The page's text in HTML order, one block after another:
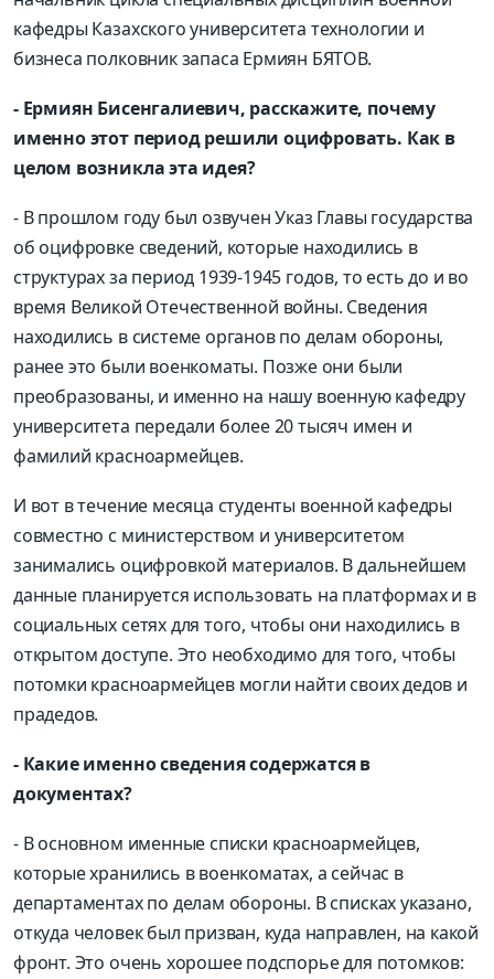
кафедры Казахского университета технологии и
бизнеса полковник запаса Ермиян БЯТОВ.
- Ермиян Бисенгалиевич, расскажите, почему
именно этот период решили оцифровать. Как в
целом возникла эта идея?
- В прошлом году был озвучен Указ Главы государства
об оцифровке сведений, которые находились в
структурах за период 1939-1945 годов, то есть до и во
время Великой Отечественной войны. Сведения
находились в системе органов по делам обороны,
ранее это были военкоматы. Позже они были
преобразованы, и именно на нашу военную кафедру
университета передали более 20 тысяч имен и
фамилий красноармейцев.
И вот в течение месяца студенты военной кафедры
совместно с министерством и университетом
занимались оцифровкой материалов. В дальнейшем
данные планируется использовать на платформах и в
социальных сетях для того, чтобы они находились в
открытом доступе. Это необходимо для того, чтобы
потомки красноармейцев могли найти своих дедов и
прадедов.
- Какие именно сведения содержатся в
документах?
- В основном именные списки красноармейцев,
которые хранились в военкоматах, а сейчас в
департаментах по делам обороны. В списках указано,
откуда человек был призван, куда направлен, на какой
фронт. Это очень хорошее подспорье для потомков: